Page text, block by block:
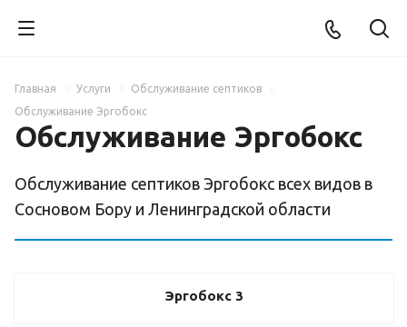
Главная Услуги
Обслуживание септиков
Обслуживание Эргобокс
Обслуживание Эргобокс
Обслуживание септиков Эргобокс всех видов в
Сосновом Бору и Ленинградской области
Эргобокс 3